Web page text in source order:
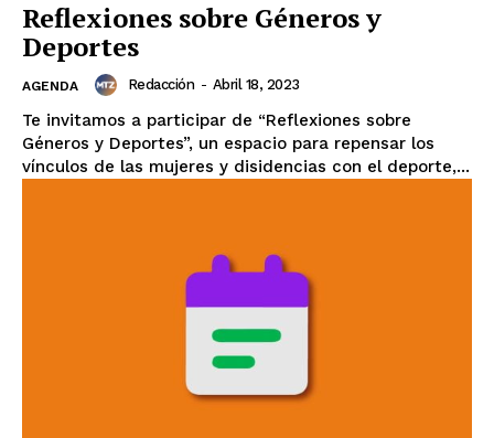
Reflexiones sobre Géneros y
Deportes
AGENDA Redacción - Abril 18, 2023
Te invitamos a participar de “Reflexiones sobre
Géneros y Deportes”, un espacio para repensar los
vínculos de las mujeres y disidencias con el deporte,...